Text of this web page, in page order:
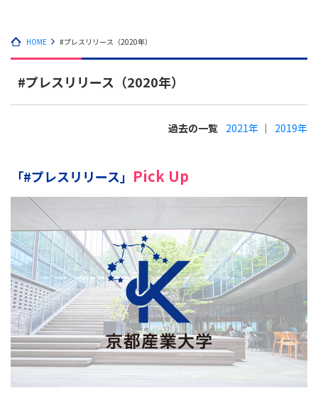
HOME #プレスリリース（2020年）
#プレスリリース（2020年）
過去の一覧 2021年 2019年
「#プレスリリース」 Pick Up